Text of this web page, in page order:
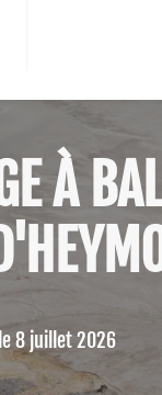
À
8 juillet 2026